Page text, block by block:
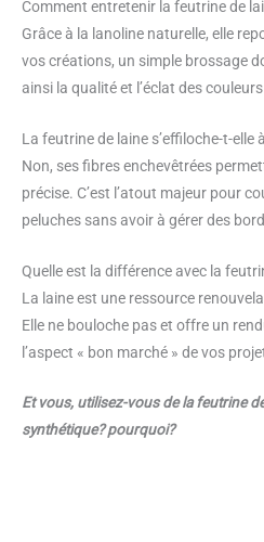
Comment entretenir la feutrine de
Grâce à la lanoline naturelle, elle
vos créations, un simple brossage
ainsi la qualité et l’éclat des
La feutrine de laine s’effiloche-t-elle
Non, ses fibres enchevêtrées
précise. C’est l’atout majeur pour
peluches sans avoir à gérer des
Quelle est la différence avec la
La laine est une ressource
Elle ne bouloche pas et offre un
l’aspect « bon marché » de vos
Et vous, utilisez-vous de la feutrine
synthétique? pourquoi?